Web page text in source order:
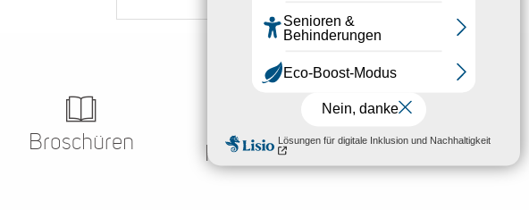
Broschüren
Die Boutique des
Fremdenverkehrsamtes